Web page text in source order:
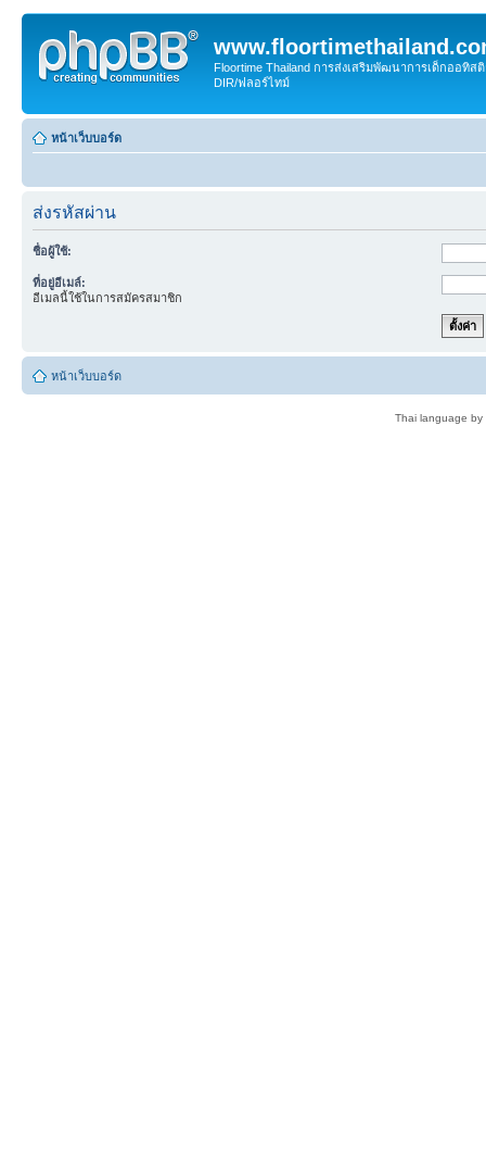
Floortime Thailand การส่งเสริมพัฒนาการเด็กออทิ
DIR/ฟลอร์ไทม์
หน้าเว็บบอร์ด
ส่งรหัสผ่าน
ชื่อผู้ใช้:
ที่อยู่อีเมล์:
อีเมลนี้ใช้ในการสมัครสมาชิก
หน้าเว็บบอร์ด
Thai language by